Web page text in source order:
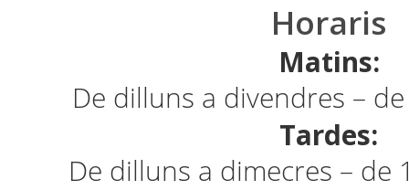
Horaris
Matins:
De dilluns a divendres –
Tardes:
De dilluns a dimecres – de